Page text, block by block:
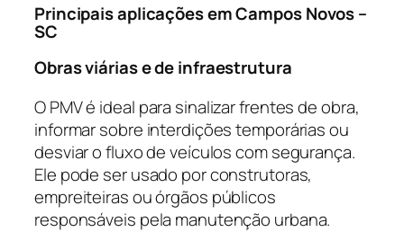
Principais aplicações em Campos Novos –
SC
Obras viárias e de infraestrutura
O PMV é ideal para sinalizar frentes de obra,
informar sobre interdições temporárias ou
desviar o fluxo de veículos com segurança.
Ele pode ser usado por construtoras,
empreiteiras ou órgãos públicos
responsáveis pela manutenção urbana.